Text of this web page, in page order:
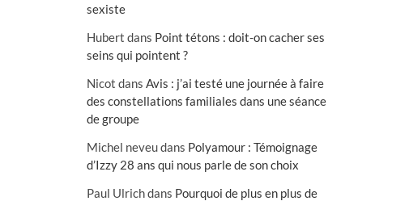
sexiste
Hubert dans Point tétons : doit-on cacher ses
seins qui pointent ?
Nicot dans Avis : j’ai testé une journée à faire
des constellations familiales dans une séance
de groupe
Michel neveudans Polyamour : Témoignage
d’Izzy 28 ans qui nous parle de son choix
Paul Ulrichdans Pourquoi de plus en plus de